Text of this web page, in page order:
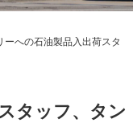
への石油製品入出荷スタ
タッフ、タン